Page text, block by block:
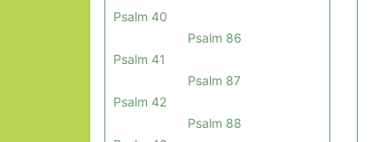
Psalm 40
Psalm 41
Psalm 42
Psalm 86
Psalm 87
Psalm 88